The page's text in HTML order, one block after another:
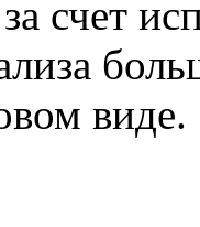
счет
виде.